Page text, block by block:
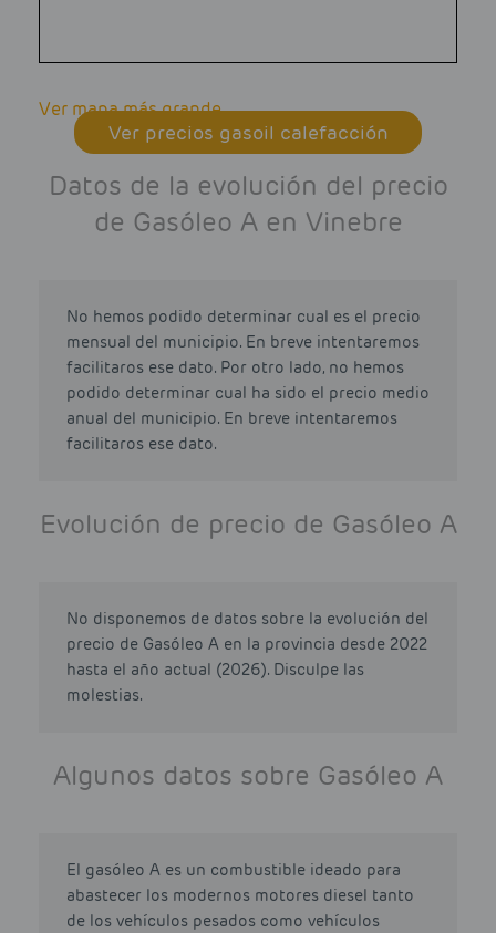
Ver mapa más grande
Ver precios gasoil calefacción
Datos de la evolución del precio
de Gasóleo A en Vinebre
No hemos podido determinar cual es el precio
mensual del municipio. En breve intentaremos
facilitaros ese dato. Por otro lado, no hemos
podido determinar cual ha sido el precio medio
anual del municipio. En breve intentaremos
facilitaros ese dato.
Evolución de precio de Gasóleo A
No disponemos de datos sobre la evolución del
precio de Gasóleo A en la provincia desde 2022
hasta el año actual (2026). Disculpe las
molestias.
Algunos datos sobre Gasóleo A
El gasóleo A es un combustible ideado para
abastecer los modernos motores diesel tanto
de los vehículos pesados como vehículos